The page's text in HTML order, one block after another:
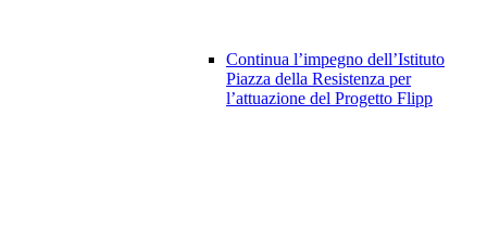
Continua l’impegno dell’Istituto
Piazza della Resistenza per
l’attuazione del Progetto Flipp